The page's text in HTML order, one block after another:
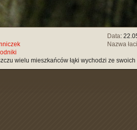
Data:
Nazwa
wielu mieszkańców łąki wychodzi ze swoich